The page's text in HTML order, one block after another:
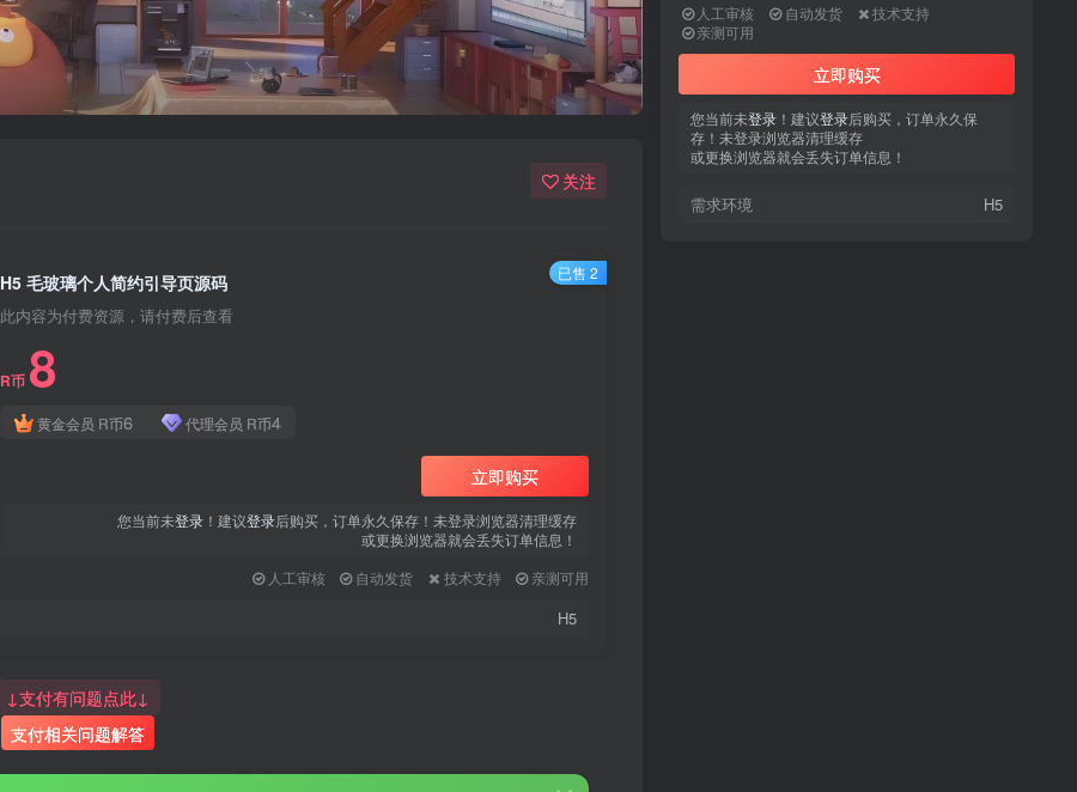
关注
H5 毛玻璃个人简约引导页源码
此内容为付费资源，请付费后查看
R币 8
黄金会员 R币6 代理会员 R币4
立即购买
您当前未登录 ！建议登录后购买，订单永久保存！未登录浏览器清理缓存
或更换浏览器就会丢失订单信息！
人工审核
自动发货 技术支持 亲测可用
H5
已售 2
↓支付有问题点此↓
支付相关问题解答
人工审核 自动发货
技术支持
亲测可用
立即购买
您当前未登录 ！建议登录后购买，订单永久保
存！未登录浏览器清理缓存
或更换浏览器就会丢失订单信息！
需求环境 H5
人工审核 自动发货
技术支持
亲测可用
立即购买
您当前未登录 ！建议登录后购买，订单永久保
存！未登录浏览器清理缓存
或更换浏览器就会丢失订单信息！
需求环境 H5